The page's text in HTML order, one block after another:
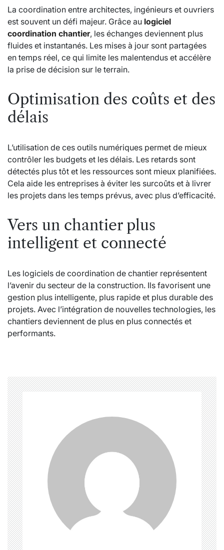
La coordination entre architectes, ingénieurs et ouvriers
est souvent un défi majeur. Grâce au logiciel
coordination chantier, les échanges deviennent plus
fluides et instantanés. Les mises à jour sont partagées
en temps réel, ce qui limite les malentendus et accélère
la prise de décision sur le terrain.
Optimisation des coûts et des
délais
L’utilisation de ces outils numériques permet de mieux
contrôler les budgets et les délais. Les retards sont
détectés plus tôt et les ressources sont mieux planifiées.
Cela aide les entreprises à éviter les surcoûts et à livrer
les projets dans les temps prévus, avec plus d’efficacité.
Vers un chantier plus
intelligent et connecté
Les logiciels de coordination de chantier représentent
l’avenir du secteur de la construction. Ils favorisent une
gestion plus intelligente, plus rapide et plus durable des
projets. Avec l’intégration de nouvelles technologies, les
chantiers deviennent de plus en plus connectés et
performants.